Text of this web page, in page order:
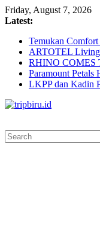
Skip
to
Friday, August 7, 2026
Latest:
Temukan
ARTOTEL Living
RHINO COMES
Paramount Petals
LKPP dan Kadin